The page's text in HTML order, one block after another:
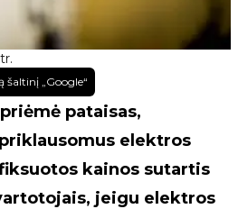
„Google“
pataisas,
elektros
kainos sutartis
jeigu elektros